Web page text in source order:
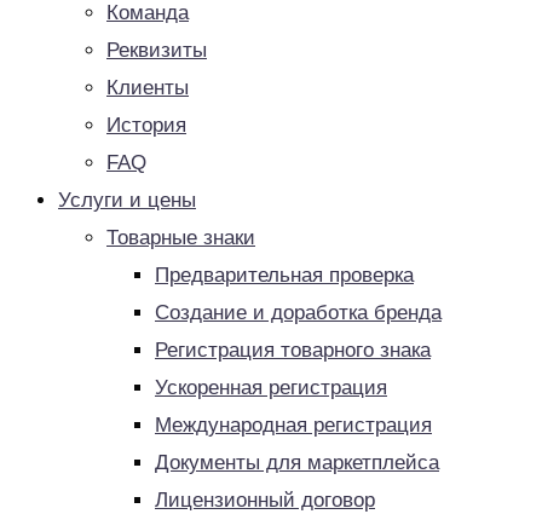
Команда
Реквизиты
Клиенты
История
FAQ
Услуги и цены
Товарные знаки
Предварительная проверка
Создание и доработка бренда
Регистрация товарного знака
Ускоренная регистрация
Международная регистрация
Документы для маркетплейса
Лицензионный договор